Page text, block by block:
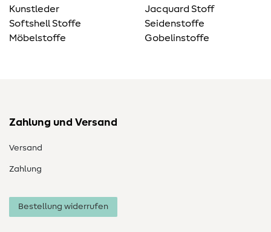
Kunstleder
Softshell Stoffe
Möbelstoffe
Jacquard Stoff
Seidenstoffe
Gobelinstoffe
Zahlung und Versand
Versand
Zahlung
Bestellung widerrufen